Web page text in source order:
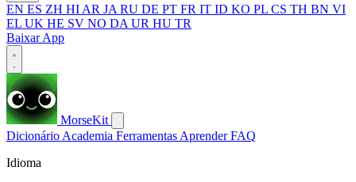
EN ES ZH HI AR JA RU DE PT FR IT ID KO PL CS TH BN VI
EL UK HE SV NO DA UR HU TR
Baixar App
MorseKit
Dicionário Academia Ferramentas AprenderFAQ
Idioma